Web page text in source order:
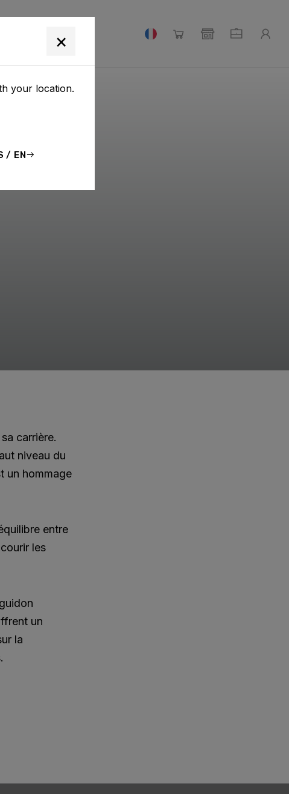
carrière.
niveau du
un hommage
entre
les
un
la
×
your location.
/ EN